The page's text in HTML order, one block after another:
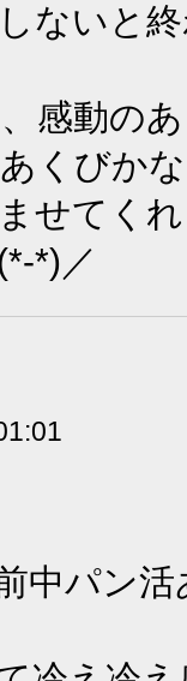
ないと
感動の
くびか
せてく
*)／
中パン